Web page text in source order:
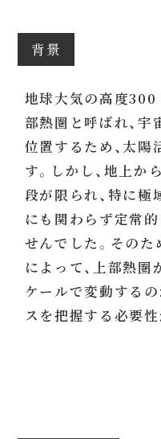
背景
地球大気の高度
部熱圏と呼ばれ、
位置するため、太
す。しかし、地上か
段が限られ、特に
にも関わらず定常
せんでした。そのた
によって、上部熱圏
ケールで変動する
スを把握する必要性